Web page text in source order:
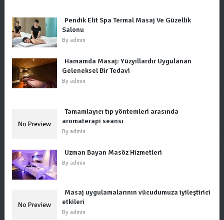
Pendik Elit Spa Termal Masaj Ve Güzellik
Salonu
By admin
Hamamda Masaj: Yüzyıllardır Uygulanan
Geleneksel Bir Tedavi
By admin
Tamamlayıcı tıp yöntemleri arasında
aromaterapi seansı
By admin
Uzman Bayan Masöz Hizmetleri
By admin
Masaj uygulamalarının vücudumuza iyileştirici
etkileri
By admin